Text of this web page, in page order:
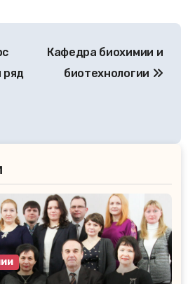
ряд
Кафедра биохимии и
биотехнологии